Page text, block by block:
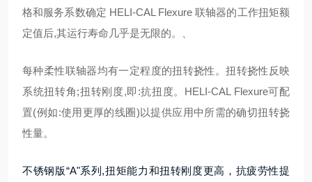
格和服务系数确定 HELI-CAL Flexure 联轴器的工作扭矩额
定值后,其运行寿命几乎是无限的。、
每种柔性联轴器均有一定程度的扭转挠性。扭转挠性反映
系统扭转角;扭转刚度,即:抗扭度。HELI-CAL Flexure可配
置(例如:使用更厚的线圈)以提供应用中所需的确切扭转挠
性量。
不锈钢版“A"系列,扭矩能力和扭转刚度更高，抗疲劳性提